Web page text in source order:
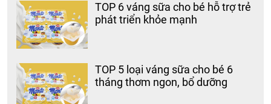
TOP 6 váng sữa cho bé hỗ trợ trẻ
phát triển khỏe mạnh
TOP 5 loại váng sữa cho bé 6
tháng thơm ngon, bổ dưỡng